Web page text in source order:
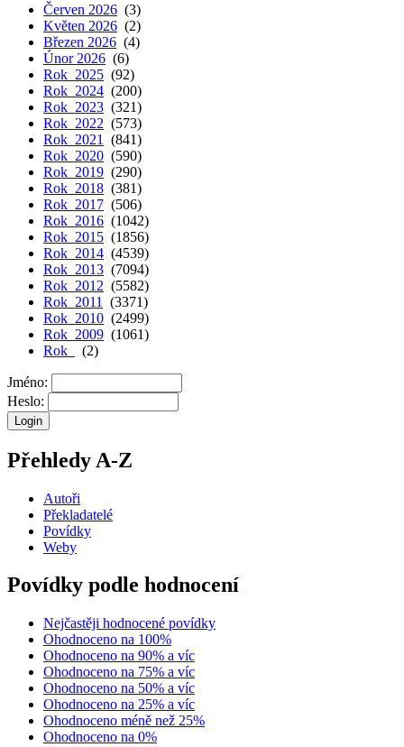
Červen 2026 (3)
Květen 2026 (2)
Březen 2026 (4)
Únor 2026 (6)
Rok 2025 (92)
Rok 2024 (200)
Rok 2023 (321)
Rok 2022 (573)
Rok 2021
(841)
Rok 2020 (590)
Rok 2019 (290)
Rok 2018 (381)
Rok 2017 (506)
Rok 2016 (1042)
Rok 2015 (1856)
Rok 2014 (4539)
Rok 2013 (7094)
Rok 2012 (5582)
Rok 2011
(3371)
Rok 2010 (2499)
Rok 2009 (1061)
Rok
(2)
Jméno:
Heslo:
Přehledy A-Z
Autoři
Překladatelé
Povídky
Weby
Povídky podle hodnocení
Nejčastěji hodnocené povídky
Ohodnoceno na 100%
Ohodnoceno na 90% a víc
Ohodnoceno na 75% a víc
Ohodnoceno na 50% a víc
Ohodnoceno na 25% a víc
Ohodnoceno méně než 25%
Ohodnoceno na 0%